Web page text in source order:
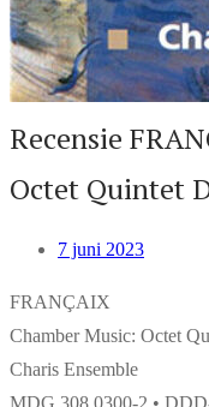
Recensie
Octet Quintet
7 juni 2023
FRANÇAIX
Chamber Music: Octet
Charis Ensemble
MDG 308 0300-2 •